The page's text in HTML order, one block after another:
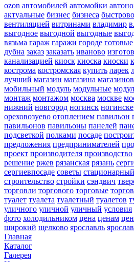
ozon автомобилей автомойки
актуальные бизнес бизнеса
вентиляцией витринами владимир
выгодное выгодной выгодные
вязьма гараж гаражи городе готовые
дубна заказ заказать иваново
канализацией киоск киоска киоски
кострома костромская купить ларек
лучший магазин магазина магазинов
мобильный модуль модульные
монтаж монтажом москва москве
нижний новгород ногинск ногинске
ореховозуево отоплением павильон
павильонов павильоны панелей
подсветкой полками посаде
предложения предпринимателей
проект производителя производство
решение ржев рязанская рязань
сергиевпосаде советы стационарный
строительство стройки сэндвич
торговли торгового торговые
туалет туалета туалетный туалетов
уличного уличной уличный условия
фото холодильником цена ценам
широкий щелково ярославль
Главная
Каталог
Галерея